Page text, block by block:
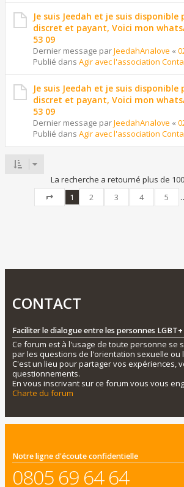
Je suis Jeedah et je suis disponible
discret et payant, Voici mon
53 09
Dernier message parJeedahAnalove «
Publié dans Agir avec l'association
Je suis Jeedah et je suis disponible
discret et payant, Voici mon
53 09
Dernier message parJeedahAnalove «
Publié dans Agir avec l'association
La recherche a retourné plus de
Page sur40
1 2 3 4 5
CONTACT
Faciliter le dialogue entre les personnes
Ce forum est à l'usage de toute personne se
par les questions de l'orientation sexuelle ou
C'est un lieu pour partager vos expériences,
questionnements.
En vous inscrivant sur ce forum vous vous
Charte du forum
Notre ligne d'écoute confidentielle
0805 69 64 64